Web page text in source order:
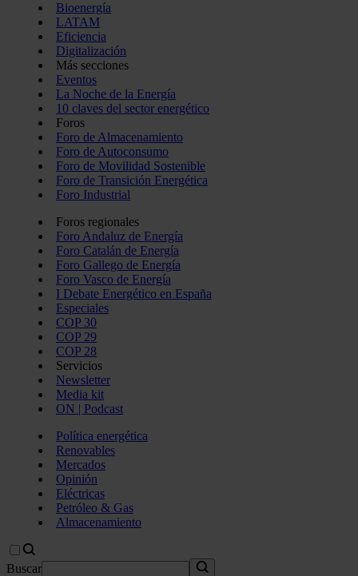
Bioenergía
LATAM
Eficiencia
Digitalización
Más secciones
Eventos
La Noche de la Energía
10 claves del sector energético
Foros
Foro de Almacenamiento
Foro de Autoconsumo
Foro de Movilidad Sostenible
Foro de Transición Energética
Foro Industrial
Foros regionales
Foro Andaluz de Energía
Foro Catalán de Energía
Foro Gallego de Energía
Foro Vasco de Energía
I Debate Energético en España
Especiales
COP 30
COP 29
COP 28
Servicios
Newsletter
Media kit
ON | Podcast
Política energética
Renovables
Mercados
Opinión
Eléctricas
Petróleo & Gas
Almacenamiento
Buscar